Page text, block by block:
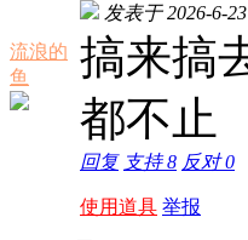
流浪的
鱼
发表于 2026-6-
搞来搞
都不止
回复 支持8 反对0
使用道具 举报